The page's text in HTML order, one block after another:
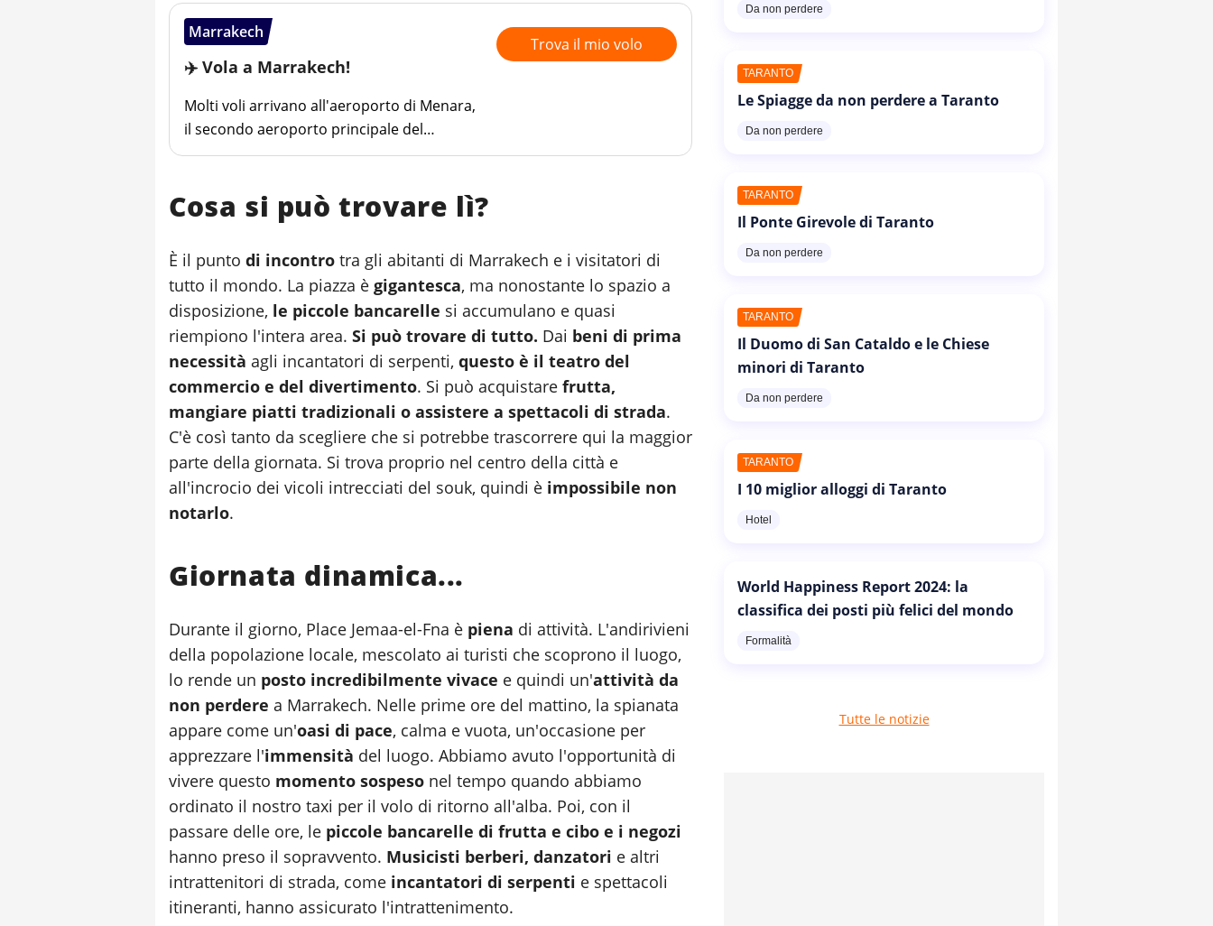
Marrakech
✈️ Vola a Marrakech!
Molti voli arrivano all'aeroporto di Menara,
il secondo aeroporto principale del
Marocco.
Trova il mio volo
Cosa si può trovare lì?
È il punto di incontro tra gli abitanti di Marrakech e i visitatori di
tutto il mondo. La piazza è gigantesca, ma nonostante lo spazio a
disposizione, le piccole bancarelle si accumulano e quasi
riempiono l'intera area. Si può trovare di tutto. Dai beni di prima
necessità agli incantatori di serpenti, questo è il teatro del
commercio e del divertimento. Si può acquistare frutta,
mangiare piatti tradizionali o assistere a spettacoli di strada.
C'è così tanto da scegliere che si potrebbe trascorrere qui la maggior
parte della giornata. Si trova proprio nel centro della città e
all'incrocio dei vicoli intrecciati del souk, quindi è impossibile non
notarlo.
Giornata dinamica...
Durante il giorno, Place Jemaa-el-Fna è piena di attività. L'andirivieni
della popolazione locale, mescolato ai turisti che scoprono il luogo,
lo rende un posto incredibilmente vivace e quindi un'attività da
non perdere a Marrakech. Nelle prime ore del mattino, la spianata
appare come un'oasi di pace, calma e vuota, un'occasione per
apprezzare l'immensità del luogo. Abbiamo avuto l'opportunità di
vivere questo momento sospeso nel tempo quando abbiamo
ordinato il nostro taxi per il volo di ritorno all'alba. Poi, con il
passare delle ore, le piccole bancarelle di frutta e cibo e i negozi
hanno preso il sopravvento. Musicisti berberi, danzatori e altri
intrattenitori di strada, come incantatori di serpenti e spettacoli
itineranti, hanno assicurato l'intrattenimento.
Da non perdere
TARANTO
Le Spiagge da non perdere a Taranto
Da non perdere
TARANTO
Il Ponte Girevole di Taranto
Da non perdere
TARANTO
Il Duomo di San Cataldo e le Chiese
minori di Taranto
Da non perdere
TARANTO
I 10 miglior alloggi di Taranto
Hotel
World Happiness Report 2024: la
classifica dei posti più felici del mondo
Formalità
Tutte le notizie